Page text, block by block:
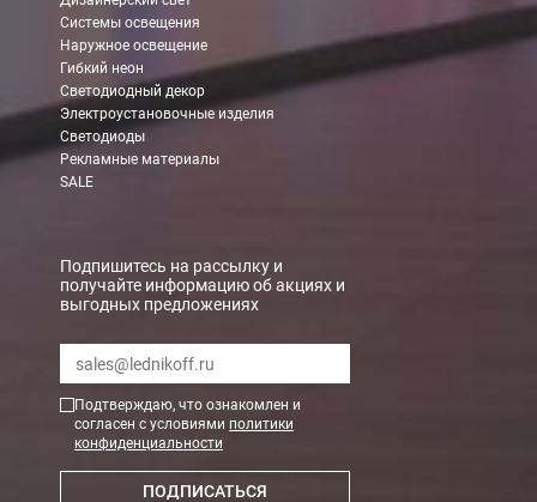
Системы освещения
Наружное освещение
Гибкий неон
Светодиодный декор
Электроустановочные изделия
Светодиоды
Рекламные материалы
SALE
Подпишитесь на рассылку и
получайте информацию об акциях и
выгодных предложениях
Подтверждаю, что ознакомлен и
согласен с условиями политики
конфиденциальности
ПОДПИСАТЬСЯ